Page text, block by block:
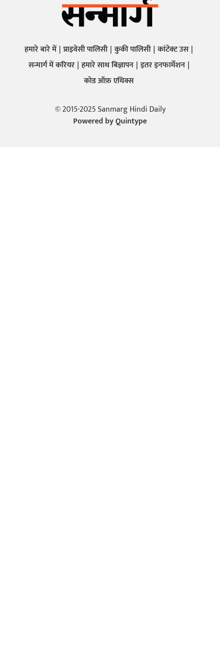
हमारे बारे में प्राइवेसी पालिसी कुकी पालिसी कांटेक्ट उस
सन्मार्ग में करियर हमारे साथ बिज्ञापन इतर इनफार्मेशन
कोड ऑफ़ एथिक्स
© 2015-2025 Sanmarg Hindi Daily
Powered byQuintype